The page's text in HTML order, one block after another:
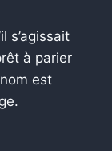
s’agissait
à parier
est